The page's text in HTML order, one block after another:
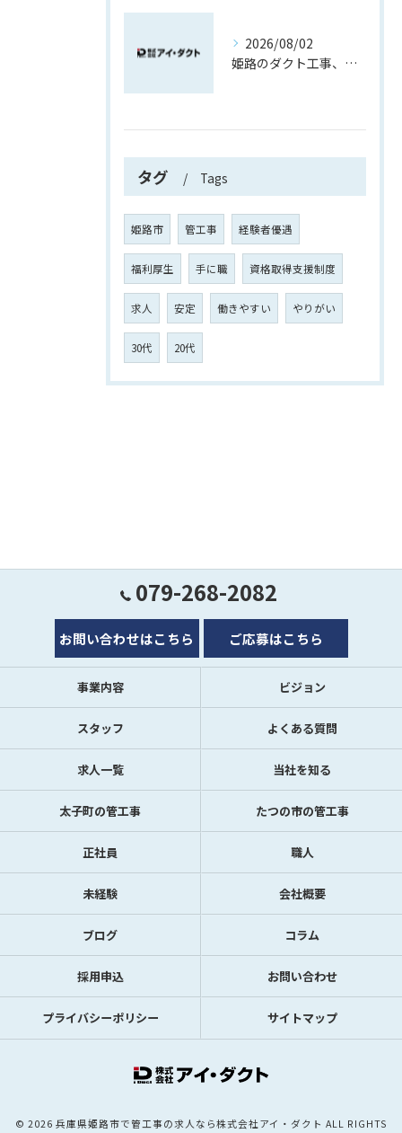
2026/08/02
姫路のダクト工事、未経験でも空気の道を作る現場職
タグ Tags
姫路市 管工事 経験者優遇
福利厚生 手に職 資格取得支援制度
求人 安定 働きやすい やりがい
30代 20代
079-268-2082
お問い合わせはこちら ご応募はこちら
事業内容 ビジョン
スタッフ よくある質問
求人一覧 当社を知る
太子町の管工事 たつの市の管工事
正社員 職人
未経験 会社概要
ブログ コラム
採用申込 お問い合わせ
プライバシーポリシー サイトマップ
© 2026 兵庫県姫路市で管工事の求人なら株式会社アイ・ダクト ALL RIGHTS